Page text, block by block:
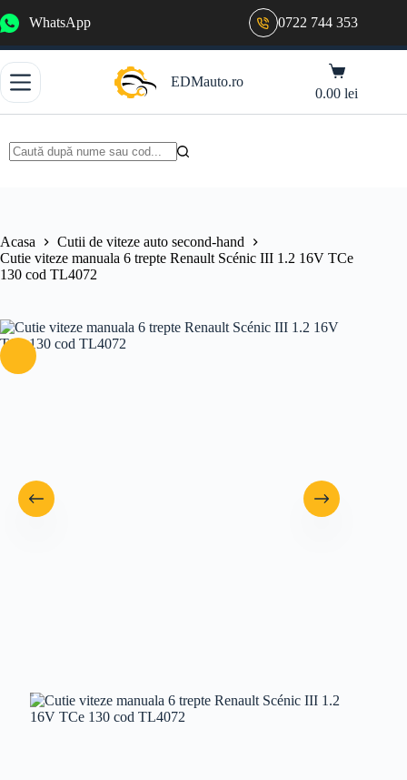
la
WhatsApp 0722 744 353
EDMauto.ro
Coș
de
cumpărături
0.00lei
Acasa
Cutii de viteze auto second-hand
Cutie viteze manuala 6 trepte Renault Scénic III 1.2 16V TCe
130 cod TL4072